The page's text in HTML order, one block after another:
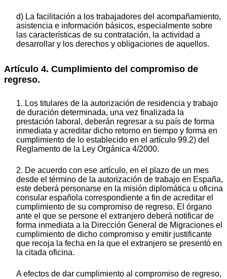
d) La facilitación a los trabajadores del acompañamiento,
asistencia e información básicos, especialmente sobre
las características de su contratación, la actividad a
desarrollar y los derechos y obligaciones de aquellos.
Artículo 4. Cumplimiento del compromiso de
regreso.
1. Los titulares de la autorización de residencia y trabajo
de duración determinada, una vez finalizada la
prestación laboral, deberán regresar a su país de forma
inmediata y acreditar dicho retorno en tiempo y forma en
cumplimiento de lo establecido en el artículo 99.2) del
Reglamento de la Ley Orgánica 4/2000.
2. De acuerdo con ese artículo, en el plazo de un mes
desde el término de la autorización de trabajo en España,
este deberá personarse en la misión diplomática u oficina
consular española correspondiente a fin de acreditar el
cumplimiento de su compromiso de regreso. El órgano
ante el que se persone el extranjero deberá notificar de
forma inmediata a la Dirección General de Migraciones el
cumplimiento de dicho compromiso y emitir justificante
que recoja la fecha en la que el extranjero se presentó en
la citada oficina.
A efectos de dar cumplimiento al compromiso de regreso,